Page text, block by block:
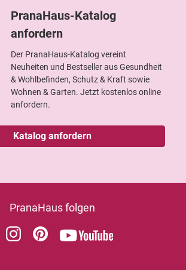
PranaHaus-Katalog
anfordern
Der PranaHaus-Katalog vereint
Neuheiten und Bestseller aus Gesundheit
& Wohlbefinden, Schutz & Kraft sowie
Wohnen & Garten. Jetzt kostenlos online
anfordern.
Katalog anfordern
PranaHaus folgen